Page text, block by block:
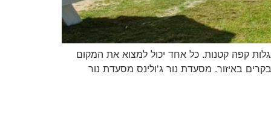
קפה קטנות. כל אחד יכול למצוא את המקום
באיזור. מסעדת נור ג'ולינס מסעדת נור